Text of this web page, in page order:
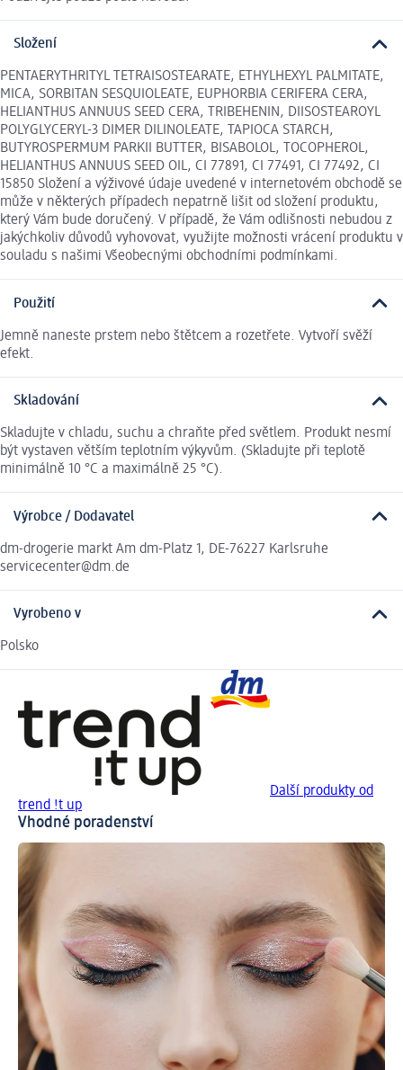
Složení
PENTAERYTHRITYL TETRAISOSTEARATE, ETHYLHEXYL PALMITATE,
MICA, SORBITAN SESQUIOLEATE, EUPHORBIA CERIFERA CERA,
HELIANTHUS ANNUUS SEED CERA, TRIBEHENIN, DIISOSTEAROYL
POLYGLYCERYL-3 DIMER DILINOLEATE, TAPIOCA STARCH,
BUTYROSPERMUM PARKII BUTTER, BISABOLOL, TOCOPHEROL,
HELIANTHUS ANNUUS SEED OIL, CI 77891, CI 77491, CI 77492, CI
15850 Složení a výživové údaje uvedené v internetovém obchodě se
může v některých případech nepatrně lišit od složení produktu,
který Vám bude doručený. V případě, že Vám odlišnosti nebudou z
jakýchkoliv důvodů vyhovovat, využijte možnosti vrácení produktu v
souladu s našimi Všeobecnými obchodními podmínkami.
Použití
Jemně naneste prstem nebo štětcem a rozetřete. Vytvoří svěží
efekt.
Skladování
Skladujte v chladu, suchu a chraňte před světlem. Produkt nesmí
být vystaven větším teplotním výkyvům. (Skladujte při teplotě
minimálně 10 °C a maximálně 25 °C).
Výrobce / Dodavatel
dm-drogerie markt Am dm-Platz 1, DE-76227 Karlsruhe
servicecenter@dm.de
Vyrobeno v
Polsko
Další produkty od
trend !t up
Vhodné poradenství